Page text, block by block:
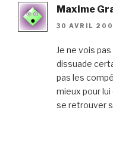
Maxime
30 AVRIL
Je ne vois
dissuade
pas les
mieux pour
se retrouver